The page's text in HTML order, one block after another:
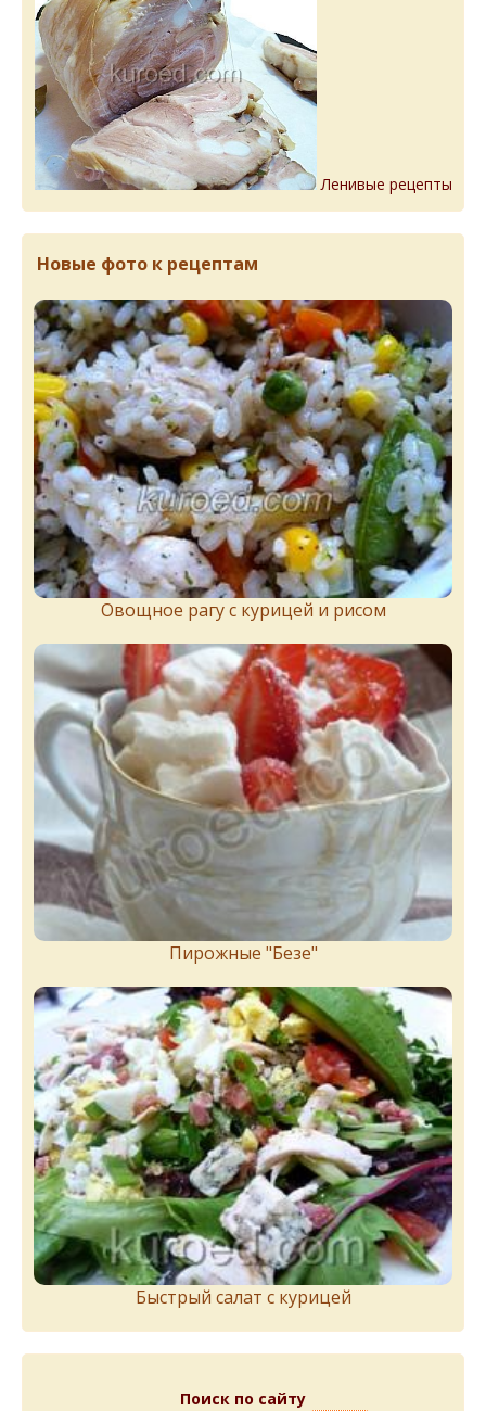
Ленивые рецепты
Новые фото к рецептам
Овощное рагу с курицей и рисом
Пирожныe "Бeзe"
Быстрый салат с курицей
Поиск по сайту